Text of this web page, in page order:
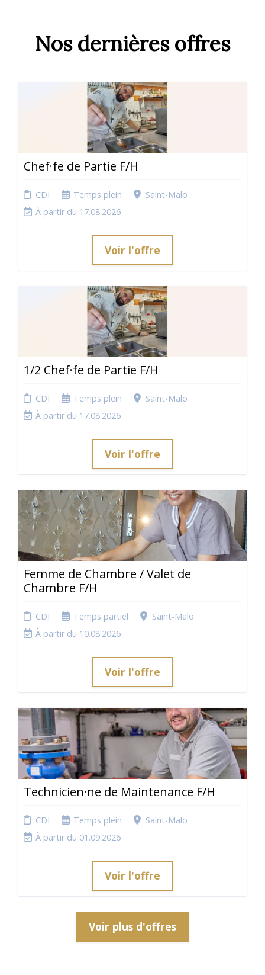
Nos dernières offres
Chef·fe de Partie F/H
CDI Temps plein
Saint-Malo
À partir du 17.08.2026
Voir l'offre
1/2 Chef·fe de Partie F/H
CDI Temps plein
Saint-Malo
À partir du 17.08.2026
Voir l'offre
Femme de Chambre / Valet de
Chambre F/H
CDI Temps partiel
Saint-Malo
À partir du 10.08.2026
Voir l'offre
Technicien·ne de Maintenance F/H
CDI Temps plein
Saint-Malo
À partir du 01.09.2026
Voir l'offre
Voir plus d'offres